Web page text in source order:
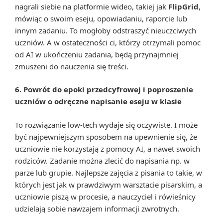
nagrali siebie na platformie wideo, takiej jak FlipGrid,
mówiąc o swoim eseju, opowiadaniu, raporcie lub
innym zadaniu. To mogłoby odstraszyć nieuczciwych
uczniów. A w ostateczności ci, którzy otrzymali pomoc
od AI w ukończeniu zadania, będą przynajmniej
zmuszeni do nauczenia się treści.
6. Powrót do epoki przedcyfrowej i poproszenie
uczniów o odręczne napisanie eseju w klasie
To rozwiązanie low-tech wydaje się oczywiste. I może
być najpewniejszym sposobem na upewnienie się, że
uczniowie nie korzystają z pomocy AI, a nawet swoich
rodziców. Zadanie można zlecić do napisania np. w
parze lub grupie. Najlepsze zajęcia z pisania to takie, w
których jest jak w prawdziwym warsztacie pisarskim, a
uczniowie piszą w procesie, a nauczyciel i rówieśnicy
udzielają sobie nawzajem informacji zwrotnych.